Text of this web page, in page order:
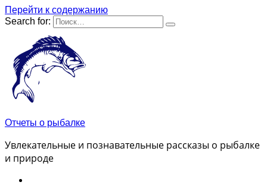
Перейти к содержанию
Search for:
Отчеты о рыбалке
Увлекательные и познавательные рассказы о рыбалке
и природе